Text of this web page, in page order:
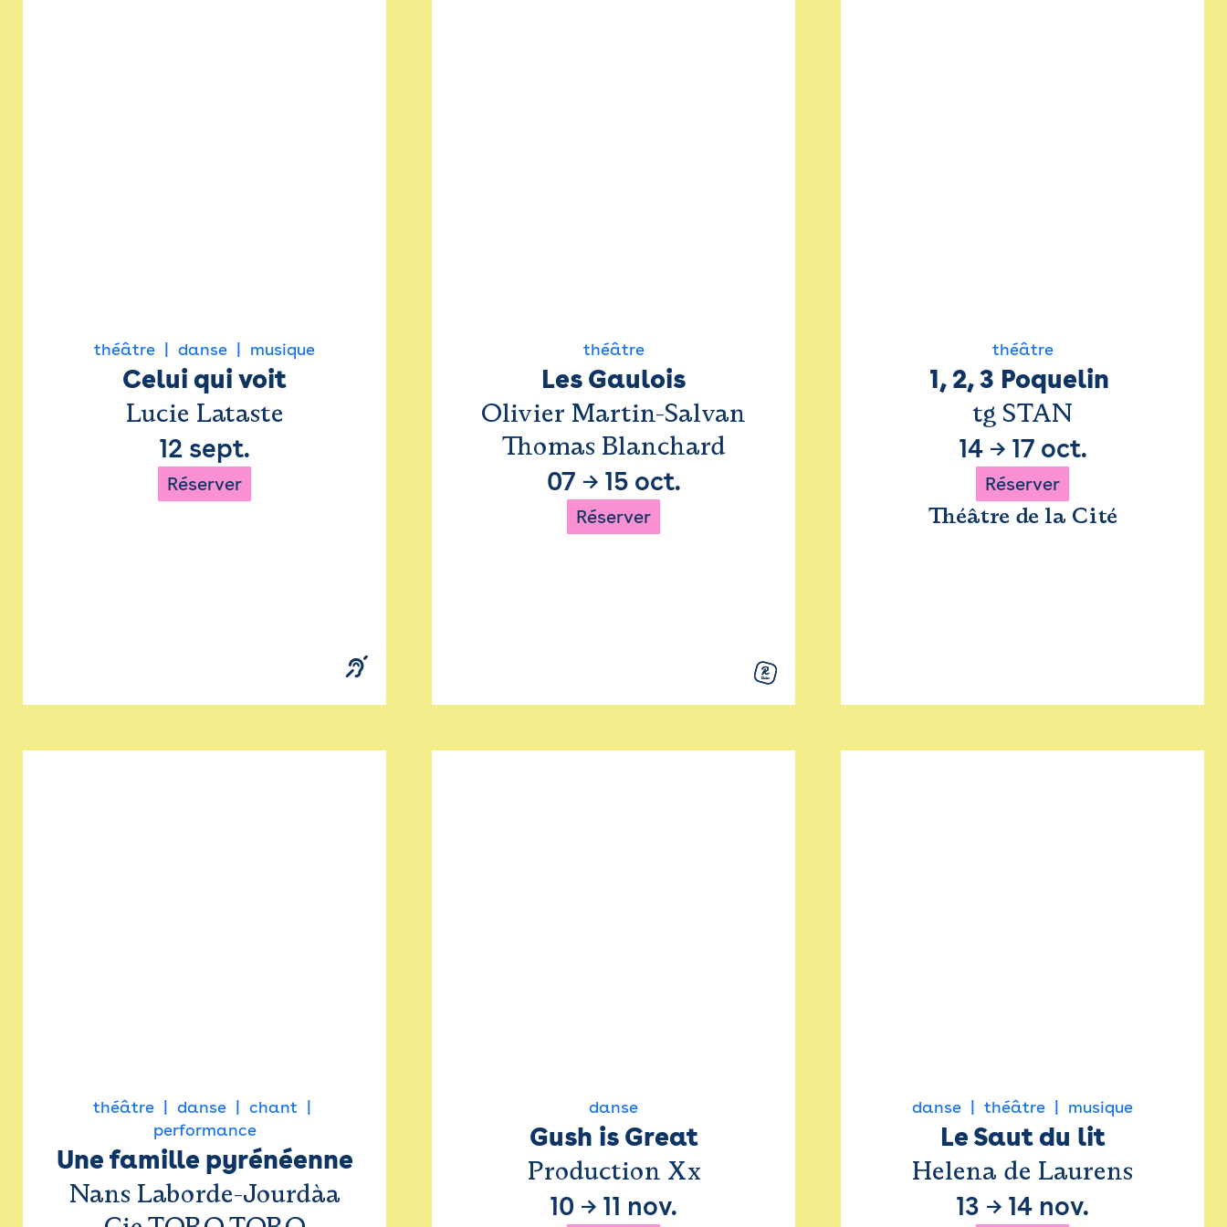
théâtre danse musique
Celui qui voit
Lucie Lataste
12 sept.
Réserver
théâtre
Les Gaulois
Olivier Martin-Salvan
Thomas Blanchard
07 → 15 oct.
Réserver
théâtre
1, 2, 3 Poquelin
tg STAN
14→ 17 oct.
Réserver
Théâtre de la Cité
théâtre danse
chant
performance
Une famille pyrénéenne
Nans Laborde-Jourdàa
danse
Gush is Great
Production Xx
10 → 11 nov.
danse théâtre musique
Le Saut du lit
Helena de Laurens
13 → 14 nov.